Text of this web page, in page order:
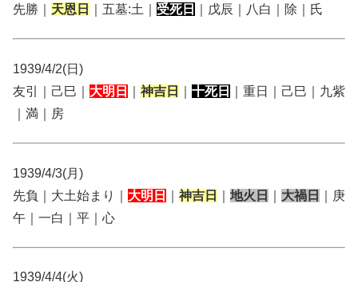
先勝｜ 天恩日 ｜五墓:土｜ 受死日 ｜戊辰｜八白｜除｜氏
1939/4/2(日)
友引｜己巳｜ 大明日 神吉日 十死日
｜重日｜己巳｜九紫
｜満｜房
1939/4/3(月)
先負｜大土始まり｜ 大明日 神吉日 地火日 大禍日
｜庚
午｜一白｜平｜心
1939/4/4(火)